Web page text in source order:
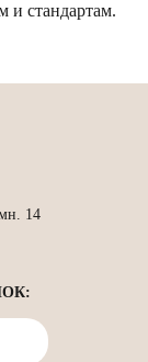
и стандартам.
14